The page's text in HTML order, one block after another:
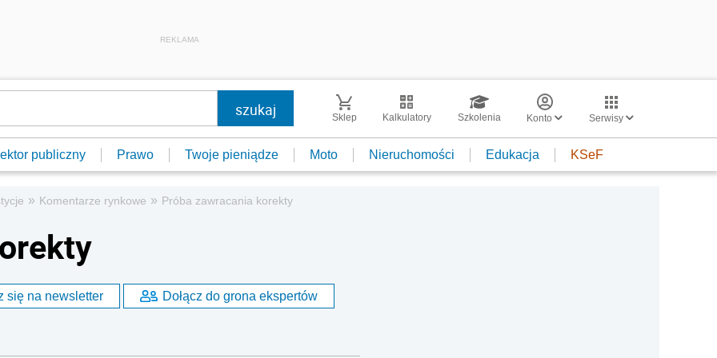
REKLAMA
Sklep Kalkulatory Szkolenia Konto Serwisy
publiczny Prawo Twoje pieniądze Moto Nieruchomości Edukacja KSeF
» Komentarze rynkowe » Próba zawracania korekty
się na newsletter Dołącz do grona ekspertów